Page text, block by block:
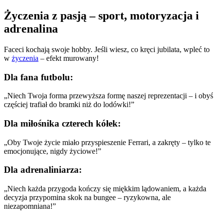
Życzenia z pasją – sport, motoryzacja i
adrenalina
Faceci kochają swoje hobby. Jeśli wiesz, co kręci jubilata, wpleć to
w życzenia – efekt murowany!
Dla fana futbolu:
„Niech Twoja forma przewyższa formę naszej reprezentacji – i obyś
częściej trafiał do bramki niż do lodówki!”
Dla miłośnika czterech kółek:
„Oby Twoje życie miało przyspieszenie Ferrari, a zakręty – tylko te
emocjonujące, nigdy życiowe!”
Dla adrenaliniarza:
„Niech każda przygoda kończy się miękkim lądowaniem, a każda
decyzja przypomina skok na bungee – ryzykowna, ale
niezapomniana!”